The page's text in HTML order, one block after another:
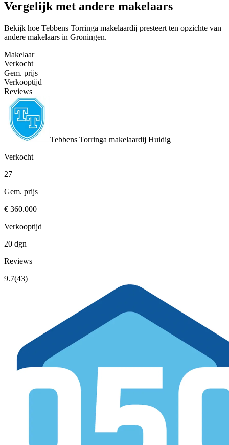
Vergelijk met andere makelaars
Bekijk hoe Tebbens Torringa makelaardij presteert ten opzichte van
andere makelaars in Groningen.
Makelaar
Verkocht
Gem. prijs
Verkooptijd
Reviews
Tebbens Torringa makelaardij Huidig
Verkocht
27
Gem. prijs
€ 360.000
Verkooptijd
20 dgn
Reviews
9.7(43)